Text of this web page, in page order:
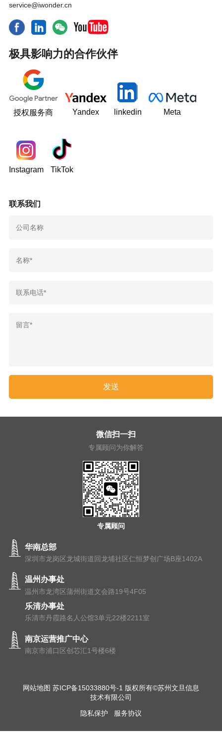
service@iwonder.cn
极具影响力的合作伙伴
授权服务商 Yandex linkedin Meta
Instagram TikTok
联系我们
专属顾问
微信扫一扫
专属顾问为你解答
华南总部
深圳市龙岗区龙城街道回龙埔社区仁恒梦创广场B座1402A
温州办事处
温州市⻰湾区蒲州街道⽂会路19号4F05
乐清办事处
乐清市丹霞路名人公馆3单元22楼2211室
南京运营推广中心
南京市浦⼝区创芯汇1号楼6楼
网站地图 苏ICP备15033880号-1 版权所有©苏州文旦信息
技术有限公司
隐私保护 服务协议